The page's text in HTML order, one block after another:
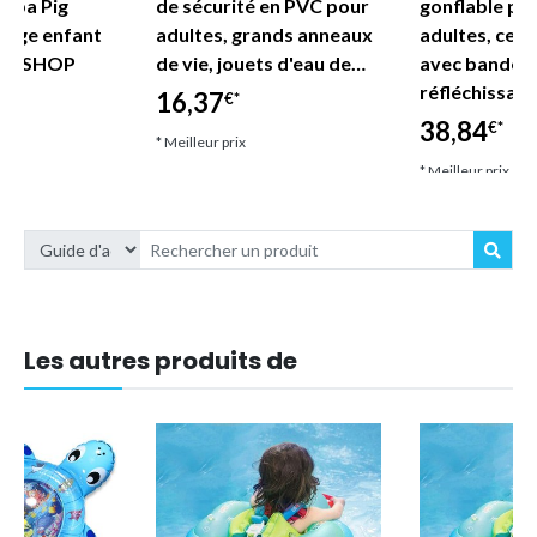
Pig
enfant
SHOP
de sécurité en PVC pour
adultes, grands anneaux
de vie, jouets d'eau de…
16,37€*
* Meilleur prix
gonflable
adultes,
avec bandes
38,84€*
* Meilleur prix
Les autres produits de